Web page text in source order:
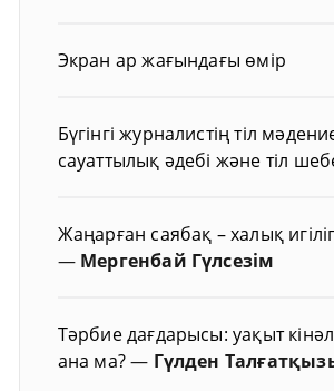
Экран ар жағындағы өмір
Бүгінгі журналистің тіл
сауаттылық әдебі және тіл
Жаңарған саябақ – халық
— Мергенбай Гүлсезім
Тәрбие дағдарысы: уақыт
ана ма?— Гүлден